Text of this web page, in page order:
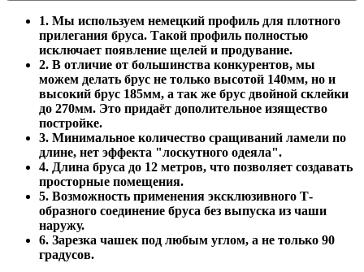
1. Мы используем немецкий профиль для плотного
прилегания бруса. Такой профиль полностью
исключает появление щелей и продувание.
2. В отличие от большинства конкурентов, мы
можем делать брус не только высотой 140мм, но и
высокий брус 185мм, а так же брус двойной склейки
до 270мм. Это придаёт дополительное изящество
постройке.
3. Минимальное количество сращиваний ламели по
длине, нет эффекта "лоскутного одеяла".
4. Длина бруса до 12 метров, что позволяет создавать
просторные помещения.
5. Возможность применения эксклюзивного Т-
образного соединение бруса без выпуска из чаши
наружу.
6. Зарезка чашек под любым углом, а не только 90
градусов.